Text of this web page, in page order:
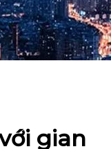
gian